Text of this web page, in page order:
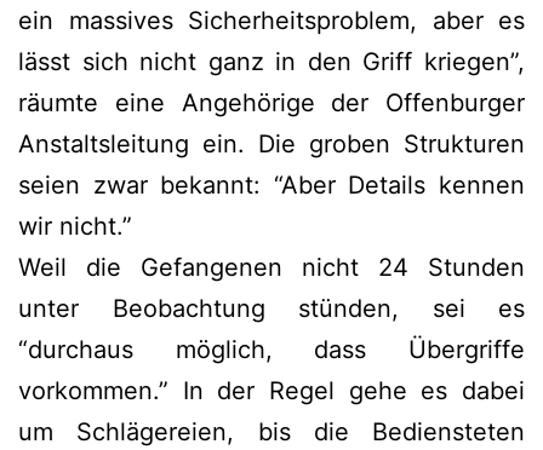
ein massives Sicherheitsproblem, aber es
lässt sich nicht ganz in den Griff kriegen”,
räumte eine Angehörige der Offenburger
Anstaltsleitung ein. Die groben Strukturen
seien zwar bekannt: “Aber Details kennen
wir nicht.”
Weil die Gefangenen nicht 24 Stunden
unter Beobachtung stünden, sei es
“durchaus möglich, dass Übergriffe
vorkommen.” In der Regel gehe es dabei
um Schlägereien, bis die Bediensteten